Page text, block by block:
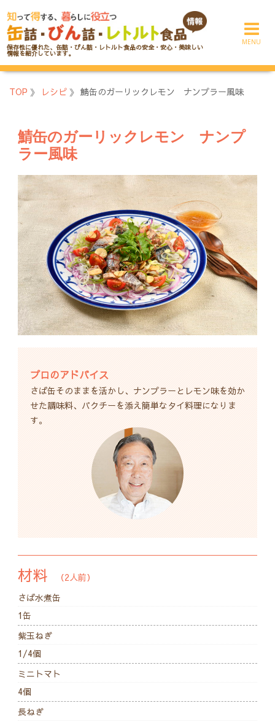
ン
テ
ン
ツ
保存性に優れた、缶詰・びん詰・レトルト食品の安全・安心・美味しい
情報を紹介しています。
TOP 》 レシピ 》 鯖缶のガーリックレモン ナンプラー風味
鯖缶のガーリックレモン ナンプ
ラー風味
プロのアドバイス
さば缶そのままを活かし、ナンプラーとレモン味を効か
せた調味料、パクチーを添え簡単なタイ料理になりま
す。
材料（2人前）
さば水煮缶
1缶
紫玉ねぎ
1/4個
ミニトマト
4個
長ねぎ